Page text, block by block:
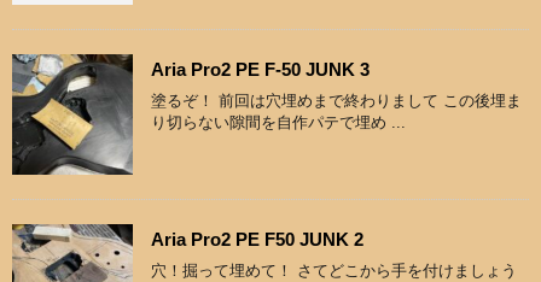
Aria Pro2 PE F-50 JUNK 3
塗るぞ！ 前回は穴埋めまで終わりまして この後埋ま
り切らない隙間を自作パテで埋め ...
Aria Pro2 PE F50 JUNK 2
穴！掘って埋めて！ さてどこから手を付けましょう